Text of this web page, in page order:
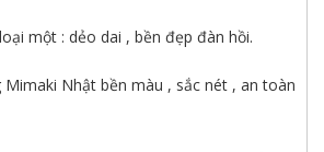
một : dẻo dai , bền đẹp đàn hồi.
Mimaki Nhật bền màu , sắc nét , an toàn